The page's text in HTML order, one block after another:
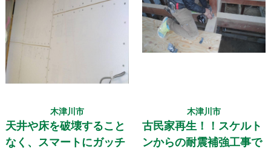
にもこだわった古民家フルリノ
ベーションです！
木津川市
天井や床を破壊すること
なく、スマートにガッチ
木津川市
古民家再生！！スケルト
ンからの耐震補強工事で